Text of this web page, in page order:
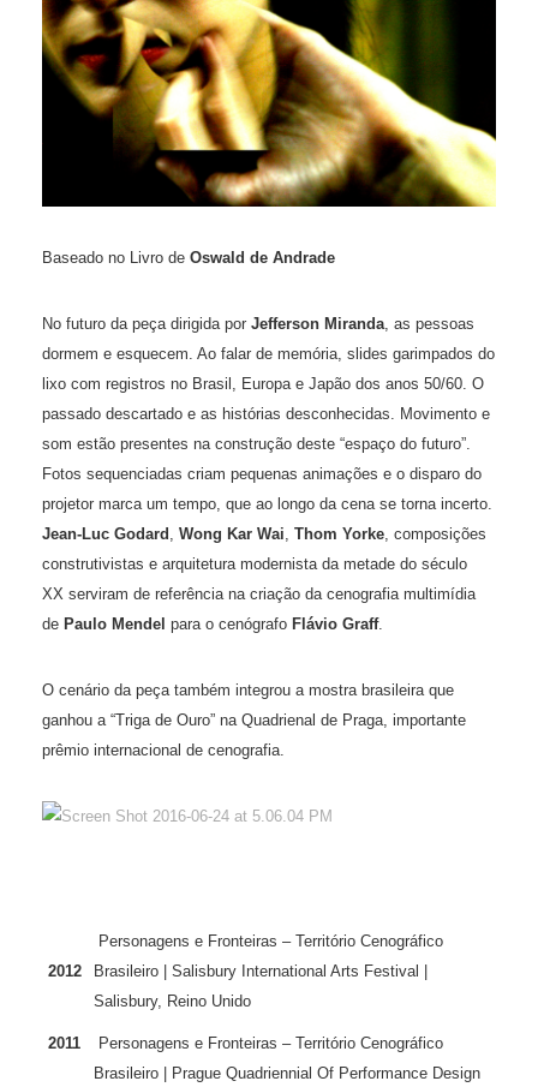
Baseado no Livro de Oswald de Andrade
No futuro da peça dirigida por Jefferson Miranda , as pessoas
dormem e esquecem. Ao falar de memória, slides garimpados do
lixo com registros no Brasil, Europa e Japão dos anos 50/60. O
passado descartado e as histórias desconhecidas. Movimento e
som estão presentes na construção deste “espaço do futuro”.
Fotos sequenciadas criam pequenas animações e o disparo do
projetor marca um tempo, que ao longo da cena se torna incerto.
Jean-Luc Godard
Wong Kar Wai Thom Yorke , composições
construtivistas e arquitetura modernista da metade do século
XX serviram de referência na criação da cenografia multimídia
de Paulo Mendel para o cenógrafo Flávio Graff.
O cenário da peça também integrou a mostra brasileira que
ganhou a “Triga de Ouro” na Quadrienal de Praga, importante
prêmio internacional de cenografia.
2012
Personagens e Fronteiras – Território Cenográfico
Brasileiro | Salisbury International Arts Festival |
Salisbury, Reino Unido
2011
Personagens e Fronteiras – Território Cenográfico
Brasileiro | Prague Quadriennial Of Performance Design